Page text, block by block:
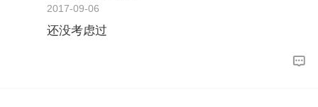
2017-09-06
还没考虑过